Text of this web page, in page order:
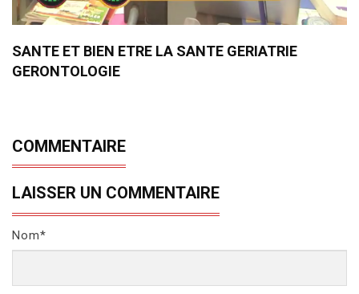
SANTE ET BIEN ETRE LA SANTE GERIATRIE
GERONTOLOGIE
COMMENTAIRE
LAISSER UN COMMENTAIRE
Nom*